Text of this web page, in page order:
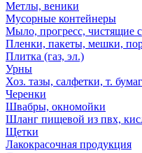
Метлы, веники
Мусорные контейнеры
Мыло, прогресс, чистящие
Пленки, пакеты, мешки,
Плитка (газ, эл.)
Урны
Хоз. тазы, салфетки, т.
Черенки
Швабры, окномойки
Шланг пищевой из пвх,
Щетки
Лакокрасочная продукция